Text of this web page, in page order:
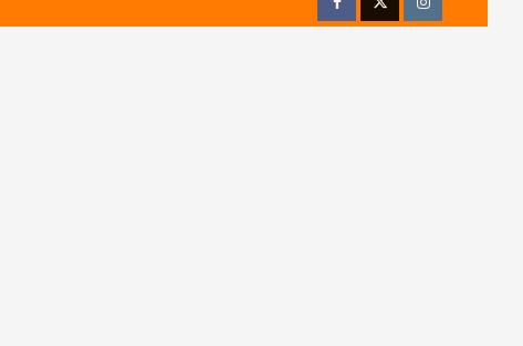
FacebookTwitterInstagram